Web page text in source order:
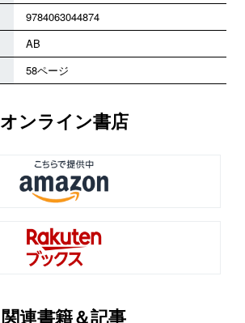
9784063044874
AB
58ページ
オンライン書店
関連書籍＆記事